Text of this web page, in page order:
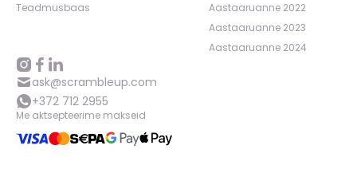
Teadmusbaas
Aastaaruanne 2022
Aastaaruanne 2023
Aastaaruanne 2024
ask@scrambleup.com
+372 712 2955
Me aktsepteerime makseid